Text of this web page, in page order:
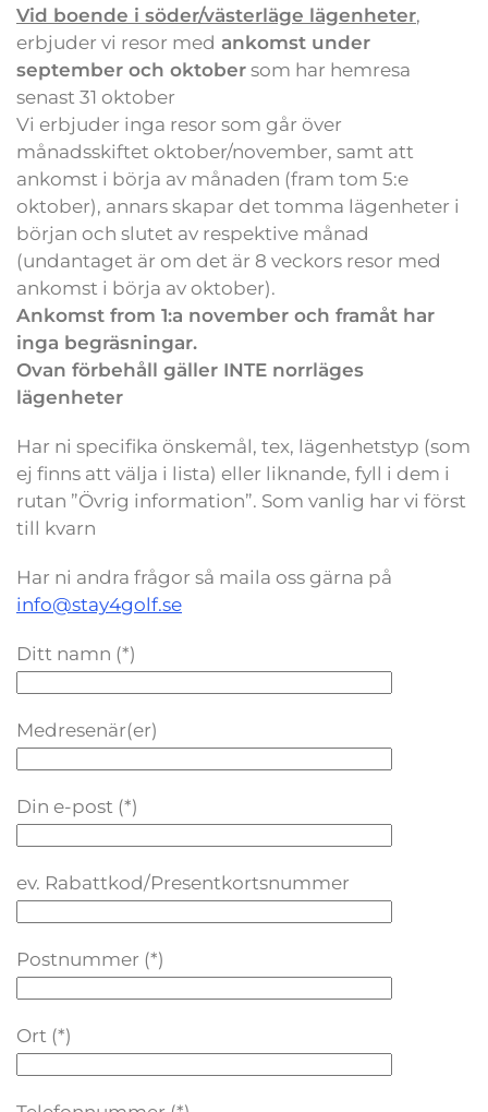
Vid boende i söder/västerläge lägenheter,
erbjuder vi resor med ankomst under
september och oktober som har hemresa
senast 31 oktober
Vi erbjuder inga resor som går över
månadsskiftet oktober/november, samt att
ankomst i börja av månaden (fram tom 5:e
oktober), annars skapar det tomma lägenheter i
början och slutet av respektive månad
(undantaget är om det är 8 veckors resor med
ankomst i börja av oktober).
Ankomst from 1:a november och framåt har
inga begräsningar.
Ovan förbehåll gäller INTE norrläges
lägenheter
Har ni specifika önskemål, tex, lägenhetstyp (som
ej finns att välja i lista) eller liknande, fyll i dem i
rutan ”Övrig information”. Som vanlig har vi först
till kvarn
Har ni andra frågor så maila oss gärna på
info@stay4golf.se
Ditt namn (*)
Medresenär(er)
Din e-post (*)
ev. Rabattkod/Presentkortsnummer
Postnummer (*)
Ort (*)